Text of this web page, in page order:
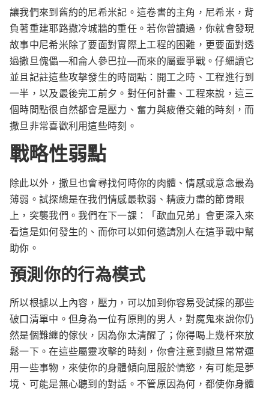
讓我們來到舊約的尼希米記。這卷書的主角，尼希米，背
負著重建耶路撒冷城牆的重任。若你曾讀過，你就會發現
故事中尼希米除了要面對實際上工程的困難，更要面對透
過撒旦傀儡—和侖人參巴拉—而來的屬靈爭戰。仔細讀它
並且記註這些攻擊發生的時間點：開工之時、工程進行到
一半，以及最後完工前夕。對任何計畫、工程來說，這三
個時間點很自然都會是壓力、奮力與疲倦交雜的時刻，而
撒旦非常喜歡利用這些時刻。
戰略性弱點
除此以外，撒旦也會尋找何時你的肉體、情感或意念最為
薄弱。試探總是在我們情感最軟弱、精疲力盡的節骨眼
上，突襲我們。我們在下一課：「歃血兄弟」會更深入來
看這是如何發生的、而你可以如何邀請別人在這爭戰中幫
助你。
預測你的行為模式
所以根據以上內容，壓力，可以加到你容易受試探的那些
破口清單中。但身為一位有原則的男人，對魔鬼來說你仍
然是個難纏的傢伙，因為你太清醒了；你得喝上幾杯來放
鬆一下。在這些屬靈攻擊的時刻，你會注意到撒旦常常運
用一些事物，來使你的身體傾向屈服於情慾，有可能是夢
境、可能是無心聽到的對話。不管原因為何，都使你身體